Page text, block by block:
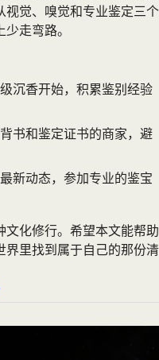
视觉、嗅觉和专业鉴定三个
走弯路。
沉香开始，积累鉴别经验
书和鉴定证书的商家，避
新动态，参加专业的鉴宝
文化修行。希望本文能帮助
界里找到属于自己的那份清